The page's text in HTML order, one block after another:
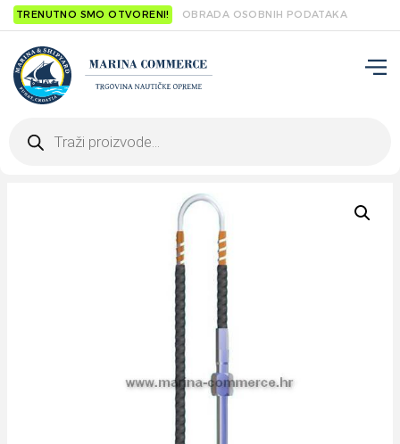
TRENUTNO SMO OTVORENI! OBRADA OSOBNIH PODATAKA
search